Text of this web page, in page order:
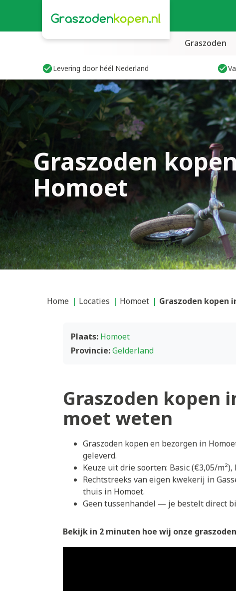
Graszoden
Levering door héél Nederland
Graszoden
Homoet
Home Locaties Homoet Graszoden kopen
Plaats: Homoet
Provincie:Gelderland
Graszoden kopen
moet weten
Graszoden kopen en bezorgen in
geleverd.
Keuze uit drie soorten: Basic (€3,05/
Rechtstreeks van eigen kwekerij in
thuis in Homoet.
Geen tussenhandel — je bestelt direct
Bekijk in 2 minuten hoe wij onze